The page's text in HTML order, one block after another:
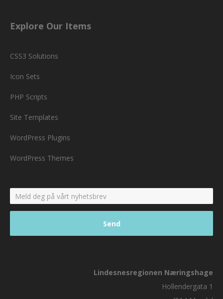
Explore Our Items
CSS3 Solutions
Icon Sets
PHP Scripts
Site Templates
WordPress Plugins
WordPress Themes
Lindesnesregionen Næringshage
Hollendergata 1